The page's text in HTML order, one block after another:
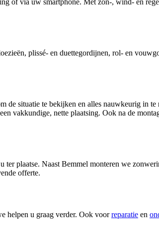
of via uw smartphone. Met zon-, wind- en
plissé- en duettegordijnen, rol- en
de situatie te bekijken en alles nauwkeurig in te
vakkundige, nette plaatsing. Ook na de
plaatse. Naast Bemmel monteren we
offerte.
helpen u graag verder. Ook voorreparatie en